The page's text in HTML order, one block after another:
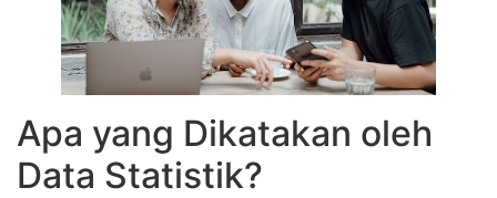
Apa yang Dikatakan oleh
Data Statistik?